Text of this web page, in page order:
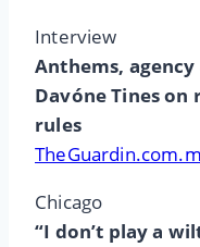
Interview
Anthems,
Davóne Tines
rules
Chicago
“I don’t play a